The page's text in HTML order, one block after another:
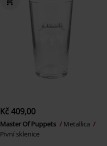
Kč 409,00
Master Of Puppets
Metallica
Pivní sklenice